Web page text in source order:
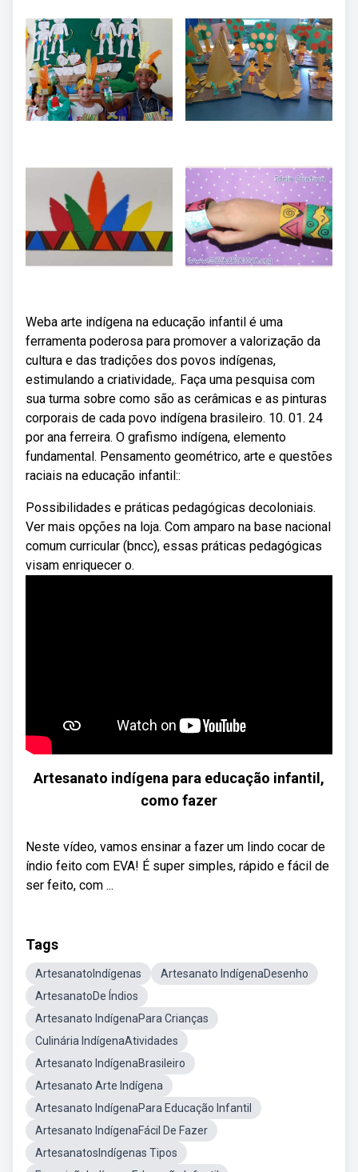
Weba arte indígena na educação infantil é uma
ferramenta poderosa para promover a valorização da
cultura e das tradições dos povos indígenas,
estimulando a criatividade,. Faça uma pesquisa com
sua turma sobre como são as cerâmicas e as pinturas
corporais de cada povo indígena brasileiro. 10. 01. 24
por ana ferreira. O grafismo indígena, elemento
fundamental. Pensamento geométrico, arte e questões
raciais na educação infantil::
Possibilidades e práticas pedagógicas decoloniais.
Ver mais opções na loja. Com amparo na base nacional
comum curricular (bncc), essas práticas pedagógicas
visam enriquecer o.
Artesanato indígena para educação infantil,
como fazer
Neste vídeo, vamos ensinar a fazer um lindo cocar de
índio feito com EVA! É super simples, rápido e fácil de
ser feito, com ...
Tags
ArtesanatoIndígenas
Artesanato IndígenaDesenho
ArtesanatoDe Índios
Artesanato IndígenaPara Crianças
Culinária IndígenaAtividades
Artesanato IndígenaBrasileiro
Artesanato Arte Indígena
Artesanato IndígenaPara Educação Infantil
Artesanato IndígenaFácil De Fazer
ArtesanatosIndígenas Tipos